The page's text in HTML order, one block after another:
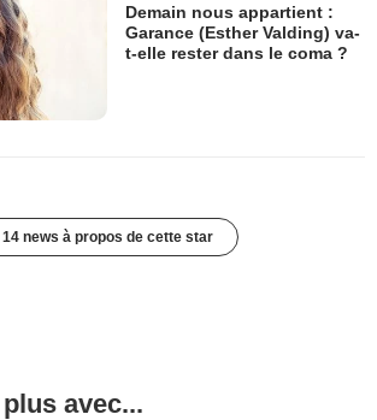
Demain nous appartient :
Garance (Esther Valding) va-
t-elle rester dans le coma ?
14 news à propos de cette star
avec...